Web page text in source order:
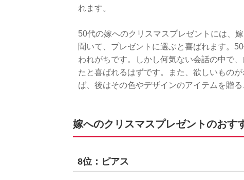
れます。
50代の嫁へのクリスマスプレゼントには、
聞いて、プレゼントに選ぶと喜ばれます。
われがちです。しかし何気ない会話の中で
たと喜ばれるはずです。また、欲しいもの
ば、後はその色やデザインのアイテムを贈
嫁へのクリスマスプレゼントのおす
8位：ピアス